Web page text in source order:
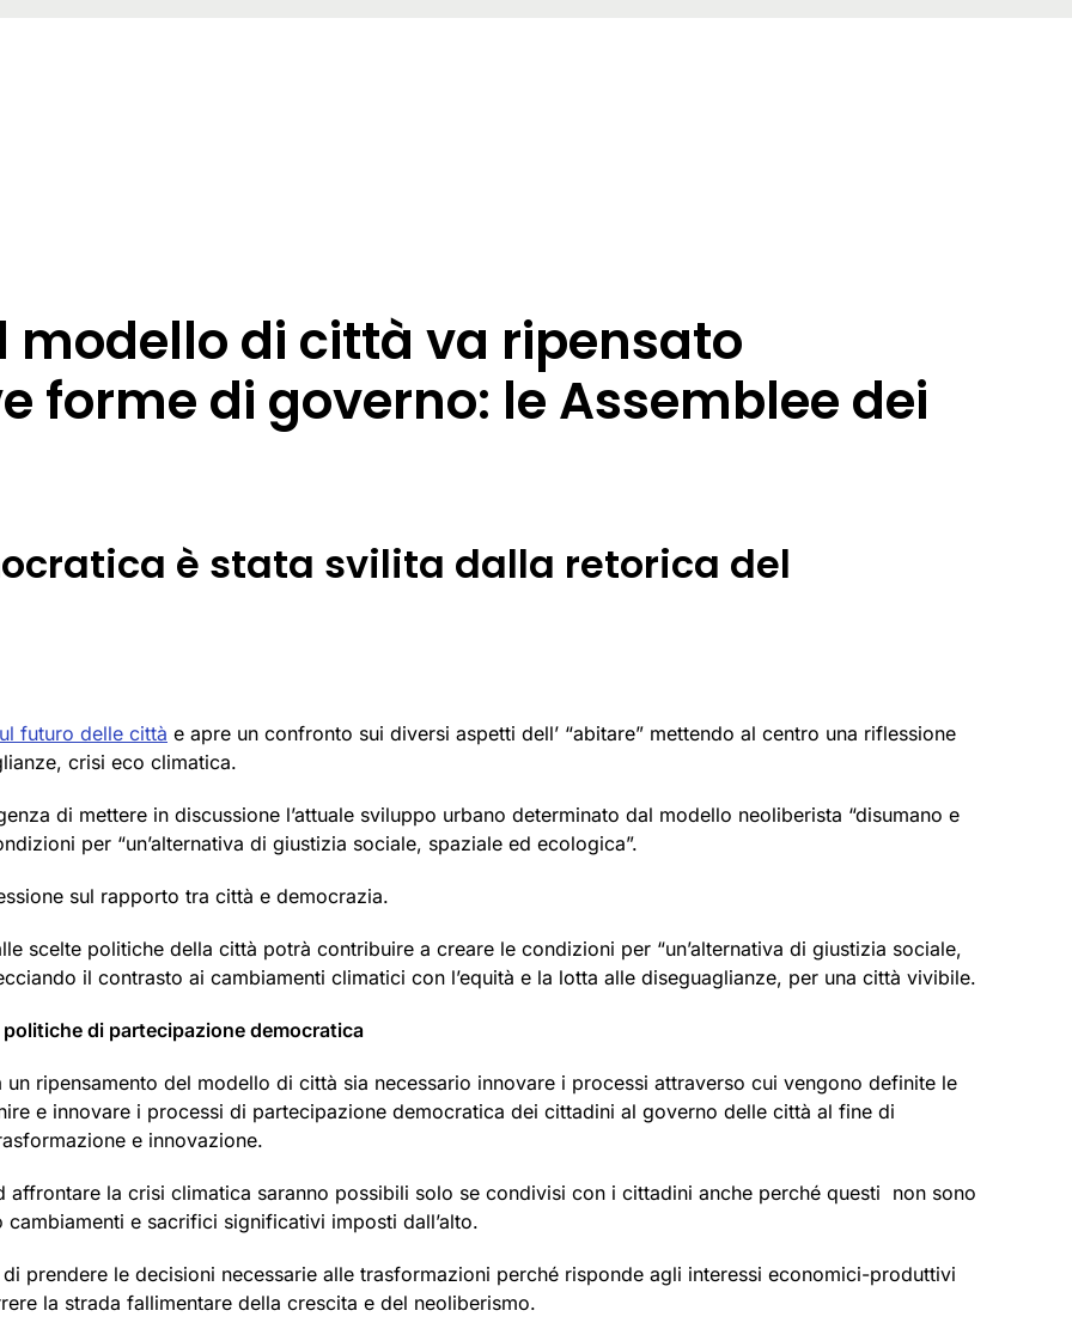
di città va ripensato
forme di governo: le Assemblee dei
è stata svilita dalla retorica del
futuro delle città e apre un confronto sui diversi aspetti dell’ “abitare” mettendo al centro una riflessione
crisi eco climatica.
di mettere in discussione l’attuale sviluppo urbano determinato dal modello neoliberista “disumano e
per “un’alternativa di giustizia sociale, spaziale ed ecologica”.
sul rapporto tra città e democrazia.
scelte politiche della città potrà contribuire a creare le condizioni per “un’alternativa di giustizia sociale,
il contrasto ai cambiamenti climatici con l’equità e la lotta alle diseguaglianze, per una città vivibile.
di partecipazione democratica
ripensamento del modello di città sia necessario innovare i processi attraverso cui vengono definite le
e innovare i processi di partecipazione democratica dei cittadini al governo delle città al fine di
e innovazione.
affrontare la crisi climatica saranno possibili solo se condivisi con i cittadini anche perché questi non sono
e sacrifici significativi imposti dall’alto.
prendere le decisioni necessarie alle trasformazioni perché risponde agli interessi economici-produttivi
la strada fallimentare della crescita e del neoliberismo.